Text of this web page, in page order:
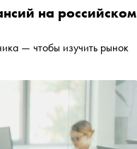
на российском
— чтобы изучить рынок